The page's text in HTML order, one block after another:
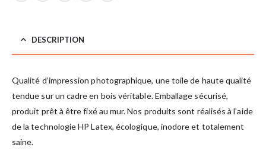
DESCRIPTION
Qualité d’impression photographique, une toile de haute qualité
tendue sur un cadre en bois véritable. Emballage sécurisé,
produit prêt à être fixé au mur. Nos produits sont réalisés à l’aide
de la technologie HP Latex, écologique, inodore et totalement
saine.